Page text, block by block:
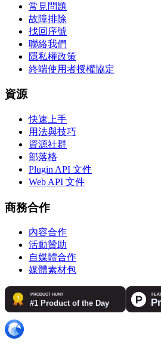
常見問題
故障排除
找回序號
聯絡我們
隱私權政策
終端使用者授權協定
資源
快速上手
用法與技巧
資源社群
部落格
Plugin API 文件
Web API 文件
商務合作
內容合作
活動贊助
自媒體合作
媒體素材包